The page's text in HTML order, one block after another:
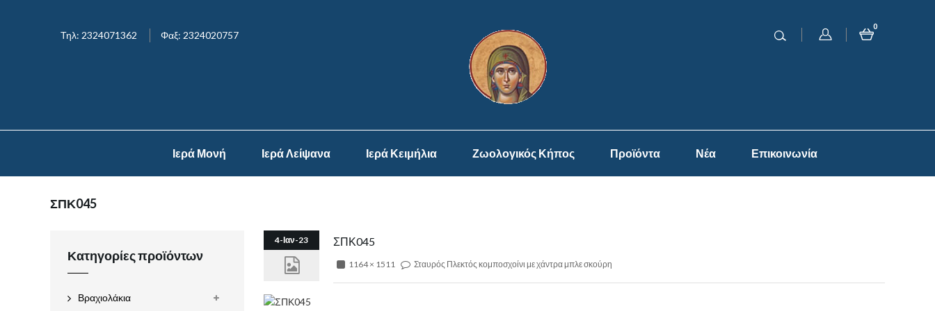
Τηλ: 2324071362 Φαξ: 2324020757
0
Ιερά Μονή Ιερά Λείψανα Ιερά Κειμήλια Ζωολογικός Κήπος Προϊόντα Νέα Επικοινωνία
ΣΠΚ045
4-Ιαν-23 ΣΠΚ045
1164 × 1511 Σταυρός Πλεκτός κομποσχοίνι με χάντρα μπλε σκούρη
Κατηγορίες προϊόντων
Βραχιολάκια